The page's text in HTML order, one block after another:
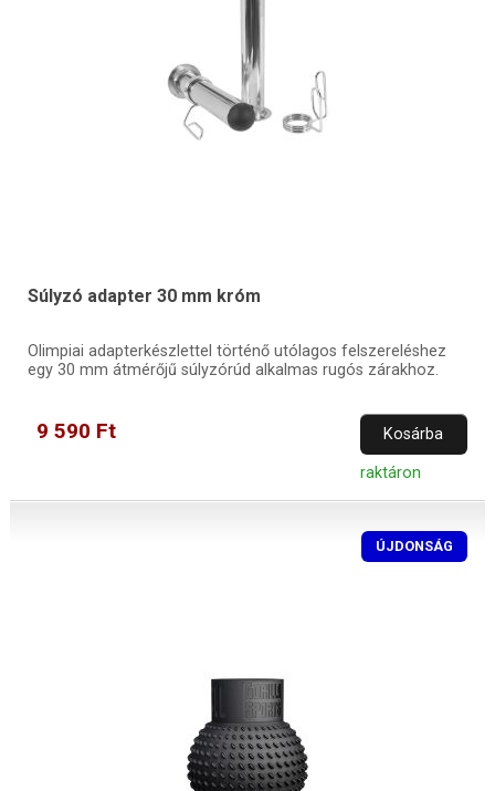
Súlyzó adapter 30 mm króm
Olimpiai adapterkészlettel történő utólagos felszereléshez
egy 30 mm átmérőjű súlyzórúd alkalmas rugós zárakhoz.
9 590 Ft Kosárba
raktáron
ÚJDONSÁG